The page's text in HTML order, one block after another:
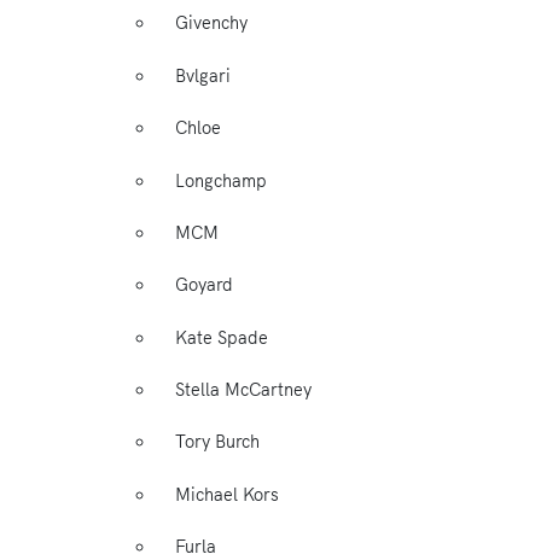
Givenchy
Bvlgari
Chloe
Longchamp
MCM
Goyard
Kate Spade
Stella McCartney
Tory Burch
Michael Kors
Furla